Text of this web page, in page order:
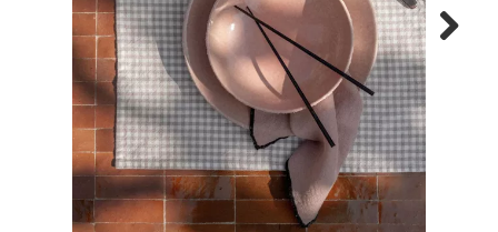
Cadeaugids
Heem For You
Cadeaubon